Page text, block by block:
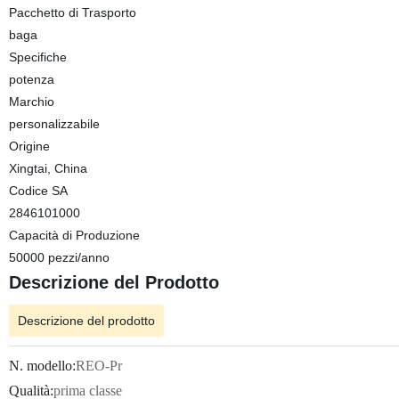
Pacchetto di Trasporto
baga
Specifiche
potenza
Marchio
personalizzabile
Origine
Xingtai, China
Codice SA
2846101000
Capacità di Produzione
50000 pezzi/anno
Descrizione del Prodotto
Descrizione del prodotto
N. modello:REO-Pr
Qualità:prima classe